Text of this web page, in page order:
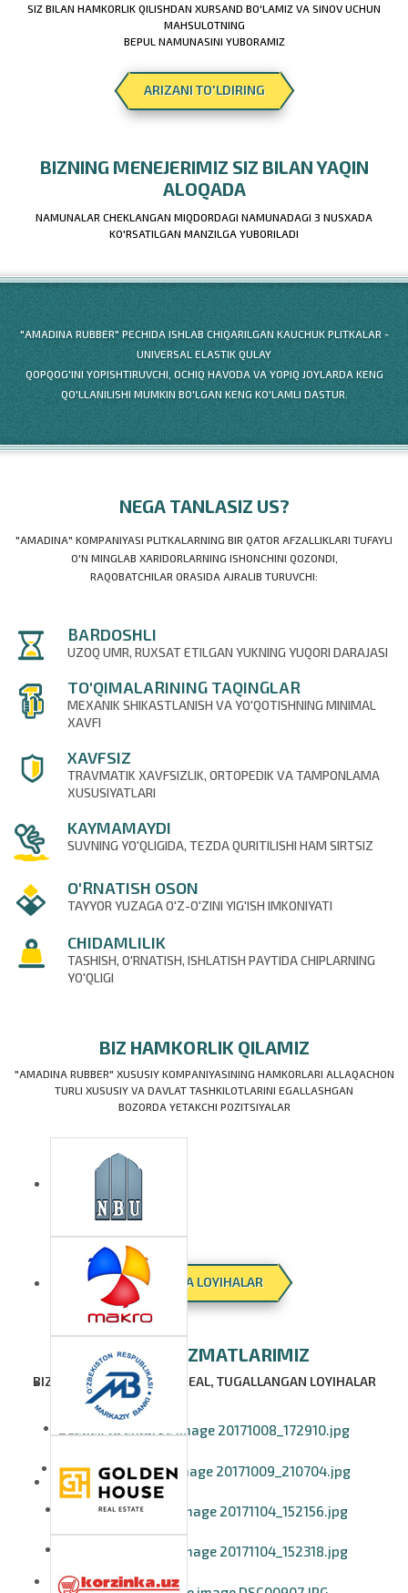
SIZ BILAN HAMKORLIK QILISHDAN XURSAND BO'LAMIZ VA SINOV UCHUN
MAHSULOTNING
BEPUL NAMUNASINI YUBORAMIZ
ARIZANI TO'LDIRING
BIZNING MENEJERIMIZ SIZ BILAN YAQIN
ALOQADA
NAMUNALAR CHEKLANGAN MIQDORDAGI NAMUNADAGI 3 NUSXADA
KO'RSATILGAN MANZILGA YUBORILADI
"AMADINA RUBBER" PECHIDA ISHLAB CHIQARILGAN KAUCHUK PLITKALAR -
UNIVERSAL ELASTIK QULAY
QOPQOG'INI YOPISHTIRUVCHI, OCHIQ HAVODA VA YOPIQ JOYLARDA KENG
QO'LLANILISHI MUMKIN BO'LGAN KENG KO'LAMLI DASTUR.
NEGA TANLASIZ US?
"AMADINA" KOMPANIYASI PLITKALARNING BIR QATOR AFZALLIKLARI TUFAYLI
O'N MINGLAB XARIDORLARNING ISHONCHINI QOZONDI,
RAQOBATCHILAR ORASIDA AJRALIB TURUVCHI:
BARDOSHLI
UZOQ UMR, RUXSAT ETILGAN YUKNING YUQORI DARAJASI
TO'QIMALARINING TAQINGLAR
MEXANIK SHIKASTLANISH VA YO'QOTISHNING MINIMAL
XAVFI
XAVFSIZ
TRAVMATIK XAVFSIZLIK, ORTOPEDIK VA TAMPONLAMA
XUSUSIYATLARI
KAYMAMAYDI
SUVNING YO'QLIGIDA, TEZDA QURITILISHI HAM SIRTSIZ
O'RNATISH OSON
TAYYOR YUZAGA O'Z-O'ZINI YIG'ISH IMKONIYATI
CHIDAMLILIK
TASHISH, O'RNATISH, ISHLATISH PAYTIDA CHIPLARNING
YO'QLIGI
BIZ HAMKORLIK QILAMIZ
"AMADINA RUBBER" XUSUSIY KOMPANIYASINING HAMKORLARI ALLAQACHON
TURLI XUSUSIY VA DAVLAT TASHKILOTLARINI EGALLASHGAN
BOZORDA YETAKCHI POZITSIYALAR
BARCHA LOYIHALAR
BIZNING XIZMATLARIMIZ
BIZNING MIJOZLARIMIZ. REAL, TUGALLANGAN LOYIHALAR